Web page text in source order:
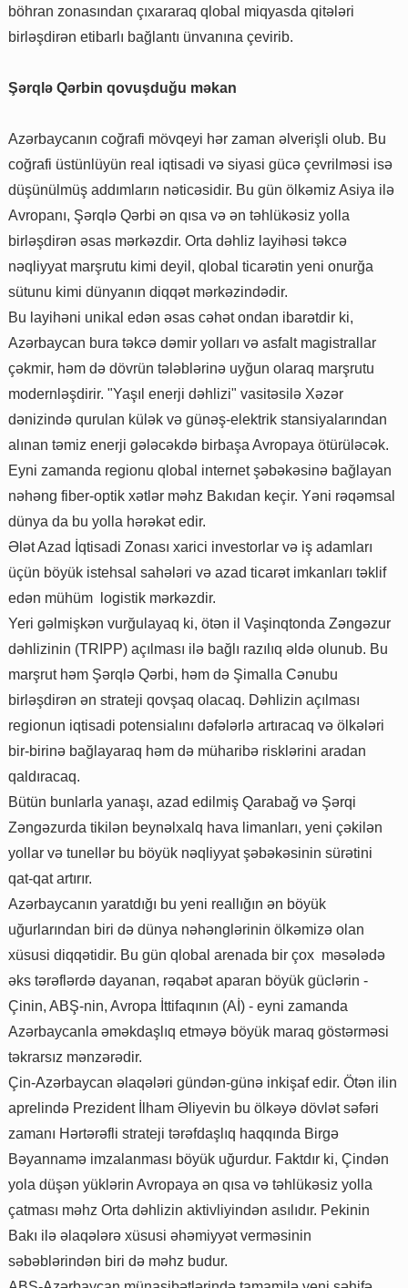
böhran zonasından çıxararaq qlobal miqyasda qitələri
birləşdirən etibarlı bağlantı ünvanına çevirib.
Şərqlə Qərbin qovuşduğu məkan
Azərbaycanın coğrafi mövqeyi hər zaman əlverişli olub. Bu
coğrafi üstünlüyün real iqtisadi və siyasi gücə çevrilməsi isə
düşünülmüş addımların nəticəsidir. Bu gün ölkəmiz Asiya ilə
Avropanı, Şərqlə Qərbi ən qısa və ən təhlükəsiz yolla
birləşdirən əsas mərkəzdir. Orta dəhliz layihəsi təkcə
nəqliyyat marşrutu kimi deyil, qlobal ticarətin yeni onurğa
sütunu kimi dünyanın diqqət mərkəzindədir.
Bu layihəni unikal edən əsas cəhət ondan ibarətdir ki,
Azərbaycan bura təkcə dəmir yolları və asfalt magistrallar
çəkmir, həm də dövrün tələblərinə uyğun olaraq marşrutu
modernləşdirir. "Yaşıl enerji dəhlizi" vasitəsilə Xəzər
dənizində qurulan külək və günəş-elektrik stansiyalarından
alınan təmiz enerji gələcəkdə birbaşa Avropaya ötürüləcək.
Eyni zamanda regionu qlobal internet şəbəkəsinə bağlayan
nəhəng fiber-optik xətlər məhz Bakıdan keçir. Yəni rəqəmsal
dünya da bu yolla hərəkət edir.
Ələt Azad İqtisadi Zonası xarici investorlar və iş adamları
üçün böyük istehsal sahələri və azad ticarət imkanları təklif
edən mühüm logistik mərkəzdir.
Yeri gəlmişkən vurğulayaq ki, ötən il Vaşinqtonda Zəngəzur
dəhlizinin (TRIPP) açılması ilə bağlı razılıq əldə olunub. Bu
marşrut həm Şərqlə Qərbi, həm də Şimalla Cənubu
birləşdirən ən strateji qovşaq olacaq. Dəhlizin açılması
regionun iqtisadi potensialını dəfələrlə artıracaq və ölkələri
bir-birinə bağlayaraq həm də müharibə risklərini aradan
qaldıracaq.
Bütün bunlarla yanaşı, azad edilmiş Qarabağ və Şərqi
Zəngəzurda tikilən beynəlxalq hava limanları, yeni çəkilən
yollar və tunellər bu böyük nəqliyyat şəbəkəsinin sürətini
qat-qat artırır.
Azərbaycanın yaratdığı bu yeni reallığın ən böyük
uğurlarından biri də dünya nəhənglərinin ölkəmizə olan
xüsusi diqqətidir. Bu gün qlobal arenada bir çox məsələdə
əks tərəflərdə dayanan, rəqabət aparan böyük güclərin -
Çinin, ABŞ-nin, Avropa İttifaqının (Aİ) - eyni zamanda
Azərbaycanla əməkdaşlıq etməyə böyük maraq göstərməsi
təkrarsız mənzərədir.
Çin-Azərbaycan əlaqələri gündən-günə inkişaf edir. Ötən ilin
aprelində Prezident İlham Əliyevin bu ölkəyə dövlət səfəri
zamanı Hərtərəfli strateji tərəfdaşlıq haqqında Birgə
Bəyannamə imzalanması böyük uğurdur. Faktdır ki, Çindən
yola düşən yüklərin Avropaya ən qısa və təhlükəsiz yolla
çatması məhz Orta dəhlizin aktivliyindən asılıdır. Pekinin
Bakı ilə əlaqələrə xüsusi əhəmiyyət verməsinin
səbəblərindən biri də məhz budur.